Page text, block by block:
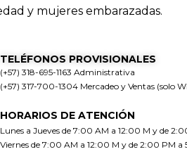
y mujeres embarazadas.
TELÉFONOS PROVISIONALES
(+57) 318-695-1163 Administrativa
(+57) 317-700-1304 Mercadeo y Ventas (solo
HORARIOS DE ATENCIÓN
Lunes a Jueves de 7:00 AM a 12:00 M y de
Viernes de 7:00 AM a 12:00 M y de 2:00 PM a